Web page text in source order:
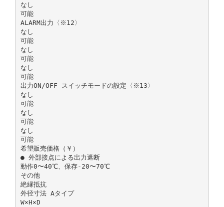
なし
可能
ALARM出力〈※12〉
なし
可能
なし
可能
なし
可能
出力ON/OFF スイッチモードの設定〈※13〉
なし
可能
なし
可能
なし
可能
希望販売価格（￥）
● 外部接点による出力遮断
動作0〜40℃、保存-20〜70℃
その他
絶縁抵抗
外径寸法 Aタイプ
W×H×D